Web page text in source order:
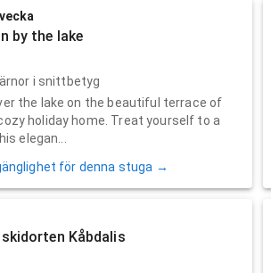
by the lake
i snittbetyg
the lake on the beautiful terrace of
holiday home. Treat yourself to a
elegan...
för denna stuga →
Kåbdalis